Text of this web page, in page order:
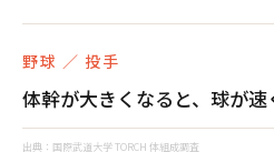
野球 ／ 投手
体幹が大きくなると、球が速
出典：国際武道大学 TORCH 体組成調査